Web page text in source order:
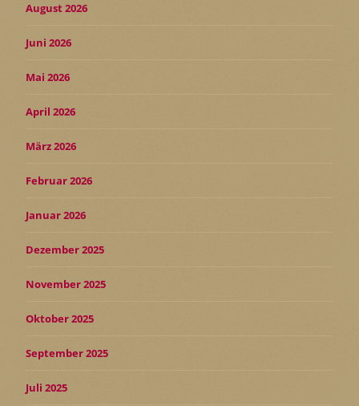
August 2026
Juni 2026
Mai 2026
April 2026
März 2026
Februar 2026
Januar 2026
Dezember 2025
November 2025
Oktober 2025
September 2025
Juli 2025